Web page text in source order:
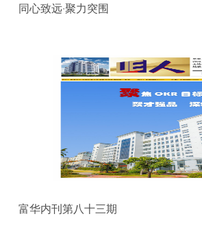
同心致远·聚力突围
富华内刊第八十三期